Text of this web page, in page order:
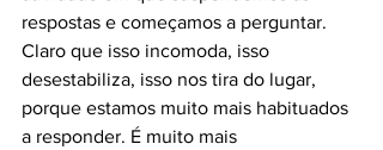
respostas e começamos a perguntar.
Claro que isso incomoda, isso
desestabiliza, isso nos tira do lugar,
porque estamos muito mais habituados
a responder. É muito mais